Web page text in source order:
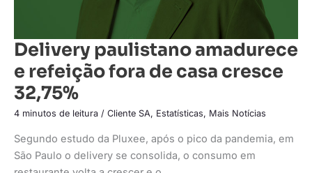
Delivery paulistano amadurece
e refeição fora de casa cresce
32,75%
4 minutos de leitura / Cliente SA, Estatísticas, Mais Notícias
Segundo estudo da Pluxee, após o pico da pandemia, em
São Paulo o delivery se consolida, o consumo em